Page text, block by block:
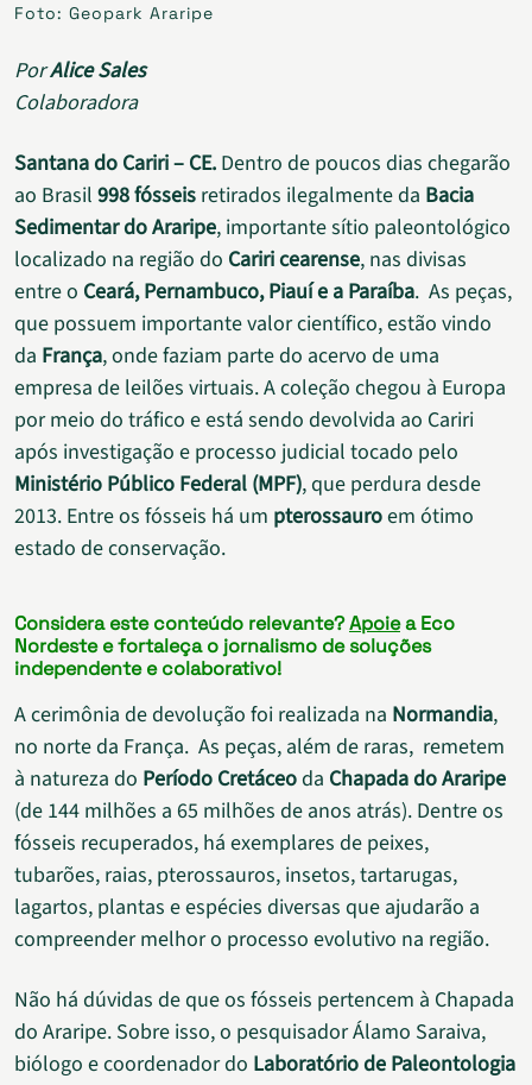
Foto: Geopark Araripe
PorAlice Sales
Colaboradora
Santana do Cariri – CE. Dentro de poucos dias chegarão
ao Brasil 998 fósseis retirados ilegalmente da Bacia
Sedimentar do Araripe, importante sítio paleontológico
localizado na região do Cariri cearense, nas divisas
entre o Ceará, Pernambuco, Piauí e a Paraíba. As peças,
que possuem importante valor científico, estão vindo
da França, onde faziam parte do acervo de uma
empresa de leilões virtuais. A coleção chegou à Europa
por meio do tráfico e está sendo devolvida ao Cariri
após investigação e processo judicial tocado pelo
Ministério Público Federal (MPF), que perdura desde
2013. Entre os fósseis há um pterossauroem ótimo
estado de conservação.
Considera este conteúdo relevante?Apoiea Eco
Nordeste e fortaleça o jornalismo de soluções
independente e colaborativo!
A cerimônia de devolução foi realizada na Normandia,
no norte da França. As peças, além de raras, remetem
à natureza do Período Cretáceoda Chapada do Araripe
(de 144 milhões a 65 milhões de anos atrás). Dentre os
fósseis recuperados, há exemplares de peixes,
tubarões, raias, pterossauros, insetos, tartarugas,
lagartos, plantas e espécies diversas que ajudarão a
compreender melhor o processo evolutivo na região.
Não há dúvidas de que os fósseis pertencem à Chapada
do Araripe. Sobre isso, o pesquisador Álamo Saraiva,
biólogo e coordenador do Laboratório de Paleontologia